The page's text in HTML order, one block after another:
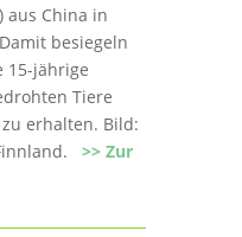
aus China in
besiegeln
15-jährige
Tiere
erhalten. Bild:
>> Zur